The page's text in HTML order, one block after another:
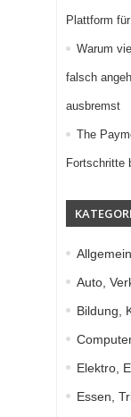
Plattform
Warum
falsch
ausbremst
The
Fortschritte
Allgemein
Auto,
Bildung,
Elektro,
Essen,